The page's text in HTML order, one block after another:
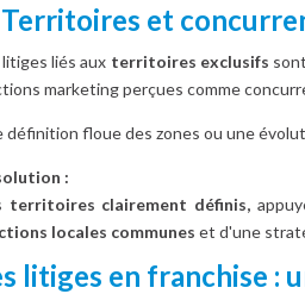
et
litiges liés aux territoires exclusifs
marketing perçues comme
définition floue des zones ou une
:
territoires clairement définis,
locales communes et d'une
litiges en franchise :